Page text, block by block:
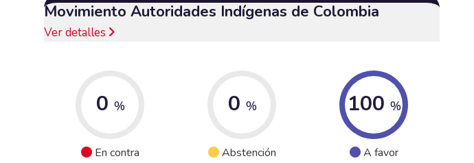
Movimiento Autoridades Indígenas de Colombia
Ver detalles
0 %
En contra
0 %
Abstención
100 %
A favor